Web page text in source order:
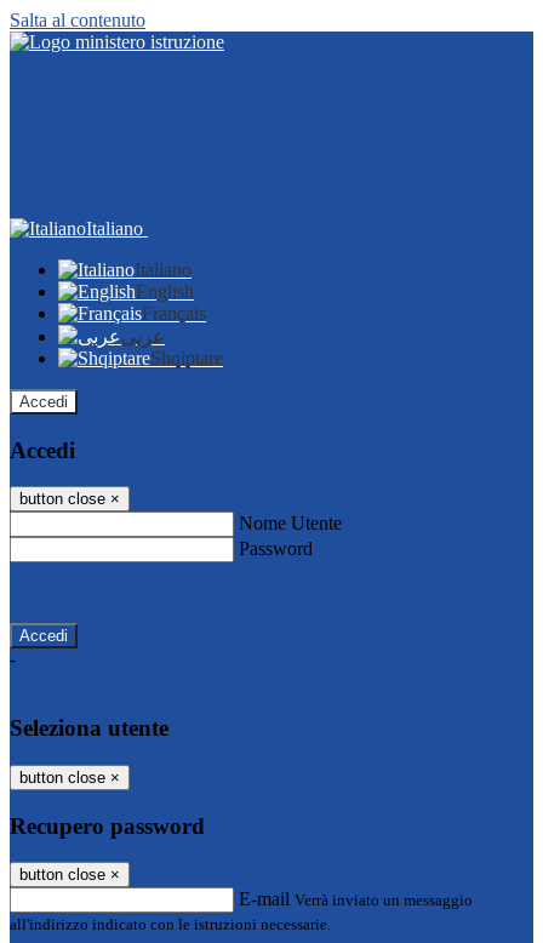
Salta al contenuto
Italiano
Italiano
English
Français
عربى
Shqiptare
Accedi
Accedi
button close ×
Nome Utente
Password
-
Seleziona utente
button close ×
Recupero password
button close ×
E-mail Verrà inviato un messaggio
all'indirizzo indicato con le istruzioni necessarie.